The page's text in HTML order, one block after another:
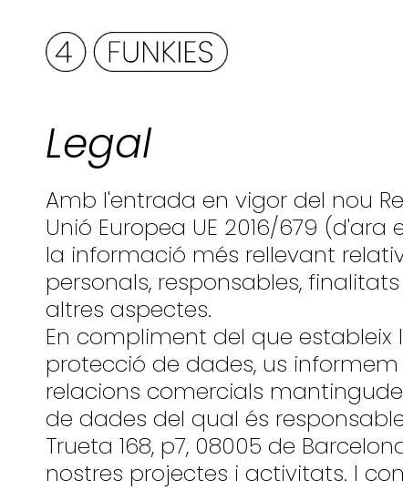
Legal
Amb l'entrada en vigor del nou
Unió Europea UE 2016/679
la informació més rellevant
personals, responsables,
altres aspectes.
En compliment del que estableix
protecció de dades, us
relacions comercials
de dades del qual és responsable
Trueta 168, p7, 08005 de
nostres projectes i activitats. I